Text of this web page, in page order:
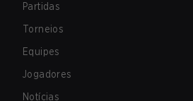
Partidas
Torneios
Equipes
Jogadores
Notícias